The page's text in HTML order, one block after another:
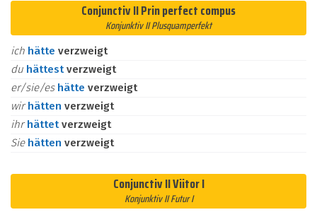
Conjunctiv II Prin perfect compus
Konjunktiv II Plusquamperfekt
ich hätte verzweigt
du hättestverzweigt
er/sie/es hätte verzweigt
wirhätten verzweigt
ihrhättetverzweigt
Sie hätten verzweigt
Conjunctiv II Viitor I
Konjunktiv II Futur I